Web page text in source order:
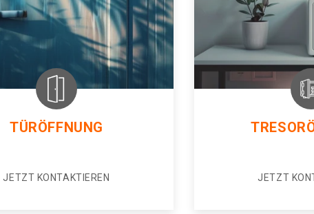
TÜRÖFFNUNG
JETZT KONTAKTIEREN JETZT